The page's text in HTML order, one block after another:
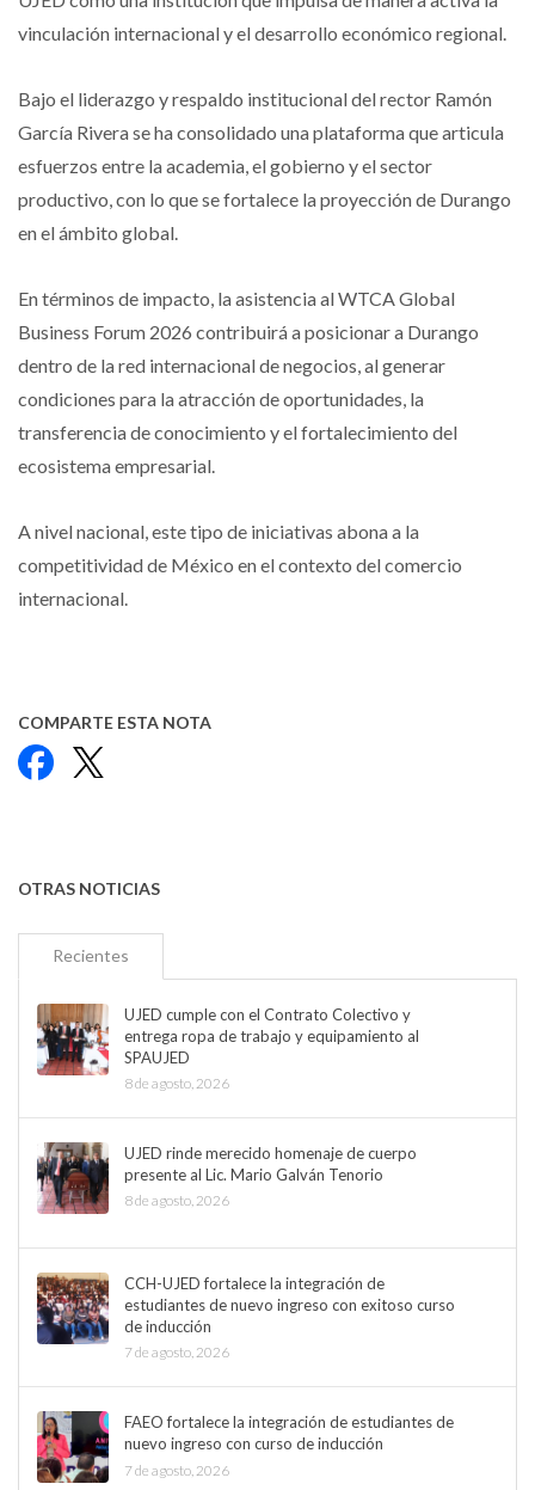
vinculación internacional y el desarrollo económico regional.
Bajo el liderazgo y respaldo institucional del rector Ramón
García Rivera se ha consolidado una plataforma que articula
esfuerzos entre la academia, el gobierno y el sector
productivo, con lo que se fortalece la proyección de Durango
en el ámbito global.
En términos de impacto, la asistencia al WTCA Global
Business Forum 2026 contribuirá a posicionar a Durango
dentro de la red internacional de negocios, al generar
condiciones para la atracción de oportunidades, la
transferencia de conocimiento y el fortalecimiento del
ecosistema empresarial.
A nivel nacional, este tipo de iniciativas abona a la
competitividad de México en el contexto del comercio
internacional.
COMPARTE ESTA NOTA
Facebook
OTRAS NOTICIAS
Recientes
UJED cumple con el Contrato Colectivo y
entrega ropa de trabajo y equipamiento al
SPAUJED
8 de agosto, 2026
UJED rinde merecido homenaje de cuerpo
presente al Lic. Mario Galván Tenorio
8 de agosto, 2026
CCH-UJED fortalece la integración de
estudiantes de nuevo ingreso con exitoso curso
de inducción
7 de agosto, 2026
FAEO fortalece la integración de estudiantes de
nuevo ingreso con curso de inducción
7 de agosto, 2026